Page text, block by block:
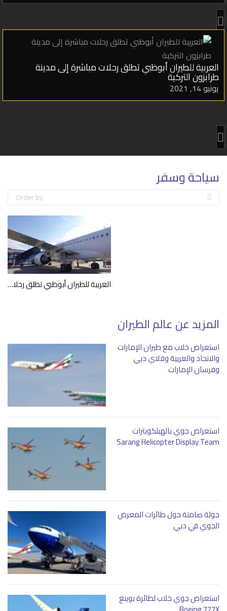
العربية للطيران أبوظبي تطلق رحلات مباشرة إلى مدينة
طرابزون التركية
يونيو 14, 2021
سياحة وسفر
Order by
العربية للطيران أبوظبي تطلق رحلات مباشرة إلى مدينة طرابزون التركية
المزيد عن عالم الطيران
استعراض خلاب مع طيران الإمارات
والاتحاد والعربية وفلاي دبي
وفرسان الإمارات
استعراض جوي بالهيلكوبترات
Sarang Helicopter Display Team
جولة صامتة حول طائرات المعرض
الجوي في دبي
استعراض جوي خلاب لطائرة بوينغ